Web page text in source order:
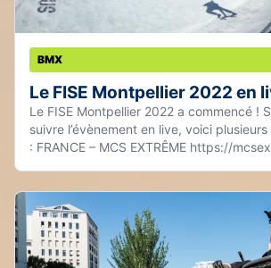
BMX
Le FISE Montpellier 2022 en
Le FISE Montpellier 2022 a commencé !
suivre l’évènement en live, voici
: FRANCE – MCS EXTRÊME https://